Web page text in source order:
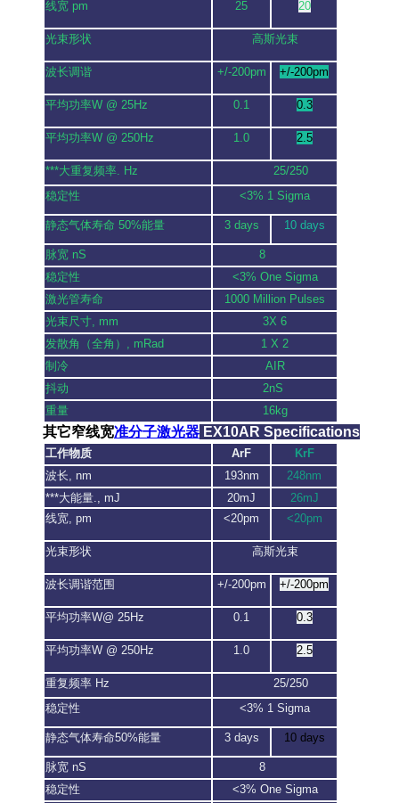
线宽 pm 25 20
光束形状 高斯光束
波长调谐 +/-200pm +/-200pm
平均功率W @ 25Hz 0.1 0.3
平均功率W @ 250Hz 1.0 2.5
***大重复频率. Hz
25/250
稳定性
<3% 1 Sigma
静态气体寿命 50%能量 3 days 10 days
脉宽 nS
8
稳定性
<3% One Sigma
激光管寿命
1000 Million Pulses
光束尺寸, mm
3X 6
发散角（全角）, mRad
1 X 2
制冷
AIR
抖动
2nS
重量
16kg
其它窄线宽准分子激光器 EX10AR Specifications
工作物质 ArF
KrF
波长, nm
193nm
248nm
***大能量., mJ
20mJ
26mJ
线宽, pm
<20pm <20pm
光束形状 高斯光束
波长调谐范围 +/-200pm +/-200pm
平均功率W@ 25Hz 0.1 0.3
平均功率W @ 250Hz 1.0 2.5
重复频率 Hz
25/250
稳定性
<3% 1 Sigma
静态气体寿命50%能量 3 days 10 days
脉宽 nS
8
稳定性
<3% One Sigma